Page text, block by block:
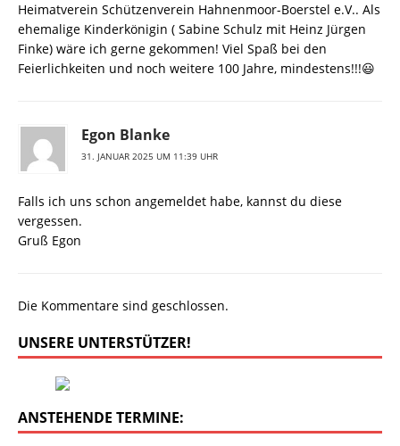
Heimatverein Schützenverein Hahnenmoor-Boerstel e.V.. Als
ehemalige Kinderkönigin ( Sabine Schulz mit Heinz Jürgen
Finke) wäre ich gerne gekommen! Viel Spaß bei den
Feierlichkeiten und noch weitere 100 Jahre, mindestens!!!😃
Egon Blanke
31. JANUAR 2025 UM 11:39 UHR
Falls ich uns schon angemeldet habe, kannst du diese
vergessen.
Gruß Egon
Die Kommentare sind geschlossen.
UNSERE UNTERSTÜTZER!
ANSTEHENDE TERMINE: